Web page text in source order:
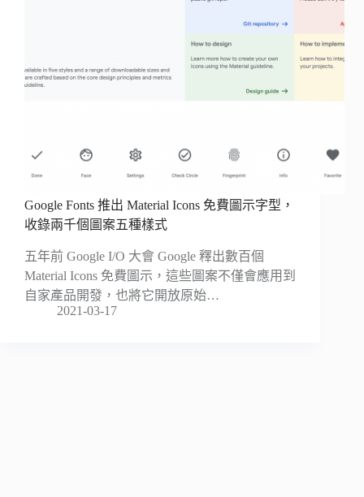
Google Fonts 推出 Material Icons 免費圖示字型，
收錄兩千個圖案五種樣式
五年前 Google I/O 大會 Google 釋出數百個
Material Icons 免費圖示，這些圖案不僅會應用到
自家產品開發，也將它開放原始…
2021-03-17